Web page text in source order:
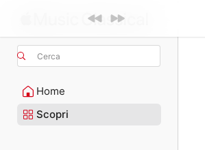
Cerca
Home
Scopri